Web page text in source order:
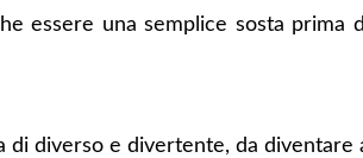
essere una semplice sosta prima
di diverso e divertente, da diventare